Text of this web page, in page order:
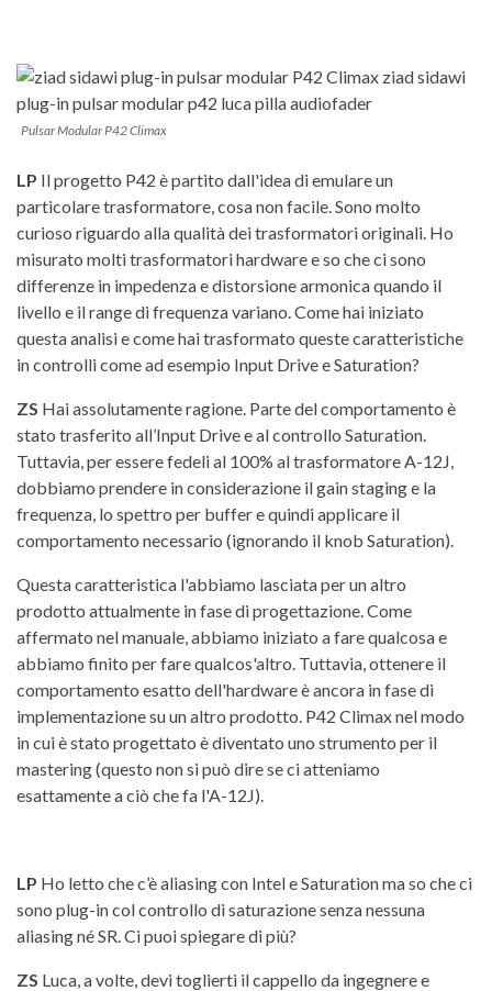
Pulsar Modular P42 Climax
LP Il progetto P42 è partito dall'idea di emulare un
particolare trasformatore, cosa non facile. Sono molto
curioso riguardo alla qualità dei trasformatori originali. Ho
misurato molti trasformatori hardware e so che ci sono
differenze in impedenza e distorsione armonica quando il
livello e il range di frequenza variano. Come hai iniziato
questa analisi e come hai trasformato queste caratteristiche
in controlli come ad esempio Input Drive e Saturation?
ZS Hai assolutamente ragione. Parte del comportamento è
stato trasferito all’Input Drive e al controllo Saturation.
Tuttavia, per essere fedeli al 100% al trasformatore A-12J,
dobbiamo prendere in considerazione il gain staging e la
frequenza, lo spettro per buffer e quindi applicare il
comportamento necessario (ignorando il knob Saturation).
Questa caratteristica l'abbiamo lasciata per un altro
prodotto attualmente in fase di progettazione. Come
affermato nel manuale, abbiamo iniziato a fare qualcosa e
abbiamo finito per fare qualcos'altro. Tuttavia, ottenere il
comportamento esatto dell'hardware è ancora in fase di
implementazione su un altro prodotto. P42 Climax nel modo
in cui è stato progettato è diventato uno strumento per il
mastering (questo non si può dire se ci atteniamo
esattamente a ciò che fa l'A-12J).
LP Ho letto che c’è aliasing con Intel e Saturation ma so che ci
sono plug-in col controllo di saturazione senza nessuna
aliasing né SR. Ci puoi spiegare di più?
ZS Luca, a volte, devi toglierti il cappello da ingegnere e